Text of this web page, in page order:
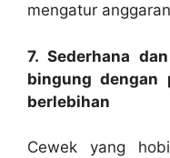
mengatur
7. Sederhana
bingung dengan
berlebihan
Cewek yang